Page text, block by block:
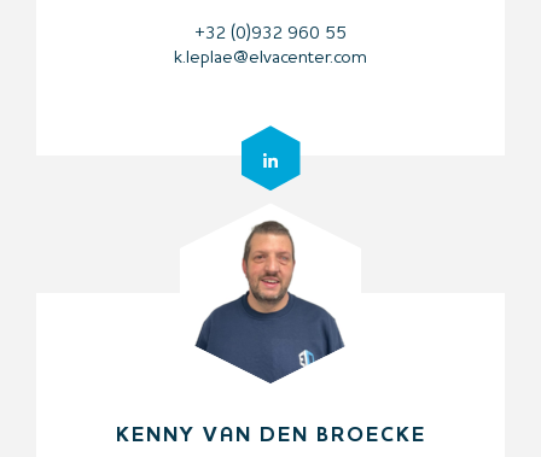
+32 (0)932 960 55
k.leplae@elvacenter.com
KENNY VAN DEN BROECKE